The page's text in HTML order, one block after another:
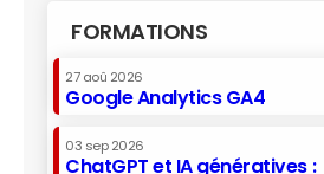
FORMATIONS
27 aoû 2026
Google Analytics GA4
03 sep 2026
ChatGPT et IA génératives :